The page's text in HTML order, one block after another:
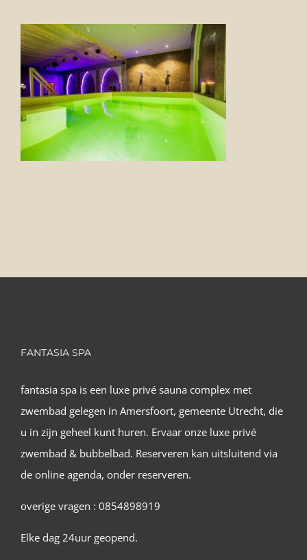
FOTO’S
INFO
OPENINGSTIJDEN
GIFTCARD
FANTASIA SPA
fantasia spa is een luxe privé sauna complex met
zwembad gelegen in Amersfoort, gemeente Utrecht, die
u in zijn geheel kunt huren. Ervaar onze luxe privé
zwembad & bubbelbad. Reserveren kan uitsluitend via
de online agenda, onder reserveren.
overige vragen : 0854898919
Elke dag 24uur geopend.